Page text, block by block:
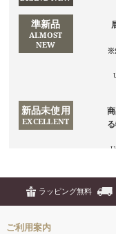
ラッピング無料
ご利用案内